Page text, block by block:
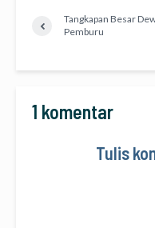
Tangkapan Besar
Pemburu
1 komentar
Tulis